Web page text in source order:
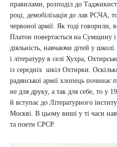
правилами, розподіл до
році, демобілізація до лав РСЧА,
червоної армії. Як тоді говорили,
Платон повертається на Сумщину і
діяльність, навчаючи дітей у
і літературу в селі Хухра,
із середніх шкіл Охтирки.
радянської армії хлопець починає
не для друку, а так для себе, то у
й вступає до Літературного
Москві. В цьому виші у ті часи
та поети СРСР.